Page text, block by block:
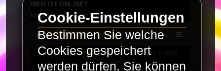
WER IST ONLINE?
Mitglieder in diesem Forum: 0 Mitglieder und 1 Gast
LaserFreak.net Forum
Powered byphpBB® Forum Software © phpBB
Limited
Cookie-Einstellungen
Bestimmen Sie welche
Cookies gespeichert
werden dürfen. Sie können